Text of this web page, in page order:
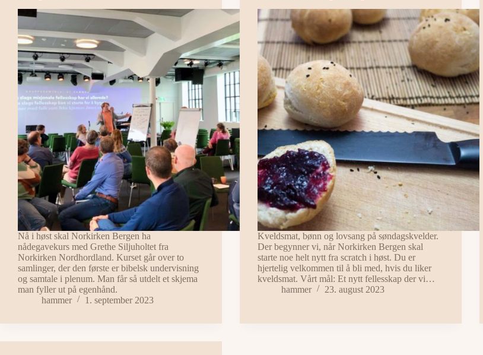
Nå i høst skal Norkirken Bergen ha
nådegavekurs med Grethe Siljuholtet fra
Norkirken Nordhordland. Kurset går over to
samlinger, der den første er bibelsk undervisning
og samtale i plenum. Man får så utdelt et skjema
man fyller ut på egenhånd.
hammer
1. september 2023
Kveldsmat, bønn og lovsang på søndagskvelder.
Der begynner vi, når Norkirken Bergen skal
starte noe helt nytt fra scratch i høst. Du er
hjertelig velkommen til å bli med, hvis du liker
kveldsmat. Vårt mål: Et nytt fellesskap der vi…
hammer
23. august 2023